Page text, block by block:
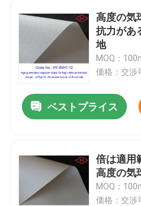
高度の気
抗力があ
地
MOQ：
価格：交渉
ベストプライス
倍は適用
高度の気
MOQ：
価格：交渉